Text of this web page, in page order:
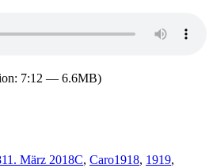
7:12 — 6.6MB)
11. März 2018C, Caro1918, 1919,